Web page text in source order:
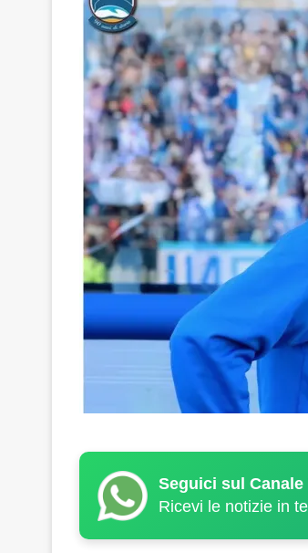
Seguici sul
Ricevi le notizie in